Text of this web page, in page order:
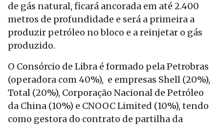
de gás natural, ficará ancorada em até 2.400
metros de profundidade e será a primeira a
produzir petróleo no bloco e a reinjetar o gás
produzido.
O Consórcio de Libra é formado pela Petrobras
(operadora com 40%), e empresas Shell (20%),
Total (20%), Corporação Nacional de Petróleo
da China (10%) e CNOOC Limited (10%), tendo
como gestora do contrato de partilha da